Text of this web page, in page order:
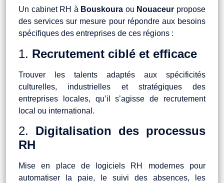
Un cabinet RH à Bouskoura ou Nouaceur propose
des services sur mesure pour répondre aux besoins
spécifiques des entreprises de ces régions :
1. Recrutement ciblé et efficace
Trouver les talents adaptés aux spécificités
culturelles, industrielles et stratégiques des
entreprises locales, qu’il s’agisse de recrutement
local ou international.
2. Digitalisation des processus
RH
Mise en place de logiciels RH modernes pour
automatiser la paie, le suivi des absences, les